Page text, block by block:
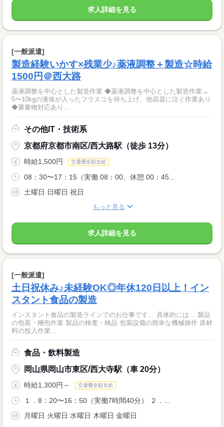
求人詳細を見る
[一般派遣]
製造経験いかす×残業少♪薬液調整＋製造☆時給
1500円＠西大路
薬液調整を中心とした製造作業 ◆薬液調整を中心とした製造作業→
5〜10kgの液体が入ったフラスコを持ち上げ、他容器に注ぐ作業あり
◆重量物対応あり...
その他IT・技術系
京都府京都市南区/西大路駅（徒歩 13分）
時給1,500円 交通費全額支給
08：30〜17：15（実働 08：00、休憩 00：45...
土曜日 日曜日 祝日
もっと見る
求人詳細を見る
[一般派遣]
土日祝休み♪未経験OK◎年休120日以上！イン
スタント食品の製造
インスタント食品の製造ラインでのお仕事です。 具体的には… 製品
の包装・梱包作業 製品の検査・検品 包装設備の簡単な機械操作 原材
料の投入作業...
食品・飲料製造
岡山県岡山市東区/西大寺駅（車 20分）
時給1,300円～ 交通費全額支給
１．8：20〜16：50（実働7時間40分） ２．...
月曜日 火曜日 水曜日 木曜日 金曜日